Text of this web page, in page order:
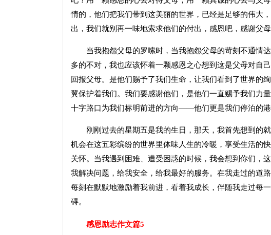
情的，他们把我们带到这美丽的世界，已经是足够的伟大
出，我们就别再一味地索求他们的付出，感恩吧，感谢父母
当我抱怨父母的罗嗦时，当我抱怨父母的苛刻不通情达
多的不对，我也应该怀着一颗感恩之心想到这是父母对自
回报父母。是他们赐予了我们生命，让我们看到了世界的
翼保护着我们。我们要感谢他们，是他们一直赐予我们力
十字路口为我们标明前进的方向——他们更是我们停泊的
刚刚过去的星期五是我的生日，那天，我首先想到的
机会在这五彩缤纷的世界里体味人生的冷暖，享受生活的
关怀。当我遇到困难、遭受困惑的时候，我会想到你们，
我解决问题，给我安全，给我最好的服务。在我走过的道
每刻在默默地激励着我前进，看着我成长，伴随我走过每
碍。
感恩励志作文篇5